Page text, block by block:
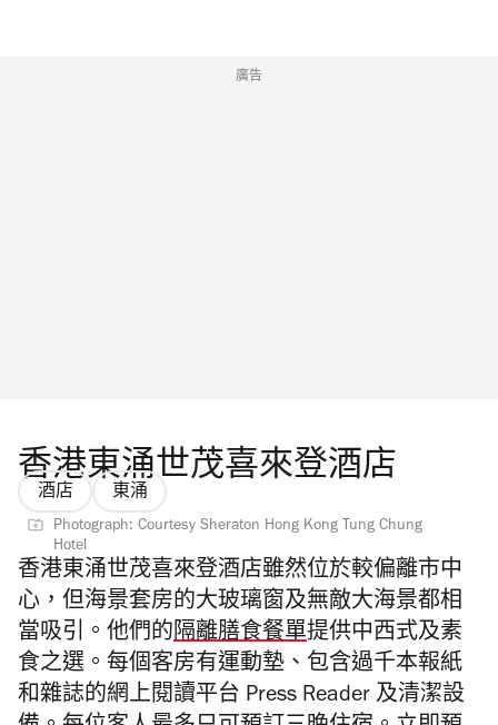
廣告
香港東涌世茂喜來登酒店
酒店 東涌
Photograph: Courtesy Sheraton Hong Kong Tung Chung
Hotel
香港東涌世茂喜來登酒店雖然位於較偏離市中
心，但海景套房的大玻璃窗及無敵大海景都相
當吸引。他們的隔離膳食餐單提供中西式及素
食之選。每個客房有運動墊、包含過千本報紙
和雜誌的網上閱讀平台 Press Reader 及清潔設